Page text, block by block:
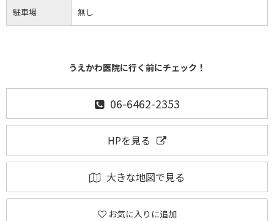
駐車場 無し
うえかわ医院に行く前にチェック！
06-6462-2353
HPを見る
大きな地図で見る
お気に入りに追加